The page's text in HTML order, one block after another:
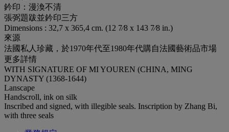
鈐印：漫渙不清
張弼題跋並鈐印三方
Dimensions : 32,7 x 365,4 cm. (12 7⁄8 x 143 7⁄8 in.)
來源
法國私人珍藏，於1970年代至1980年代購自法國藝術品市場
更多詳情
WITH SIGNATURE OF MI YOUREN (CHINA, MING
DYNASTY (1368-1644)
Lanscape
Handscroll, ink on silk
Inscribed and signed, with illegible seals. Inscription by Zhang Bi,
with three seals